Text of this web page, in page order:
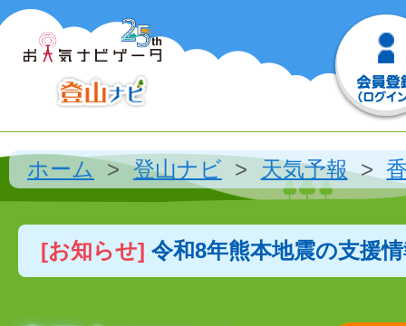
ホーム 登山ナビ 天気予報
[お知らせ] 令和8年熊本地震の支援